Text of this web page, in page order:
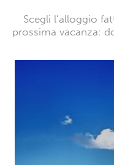
Scegli l’alloggio
prossima vacanza: